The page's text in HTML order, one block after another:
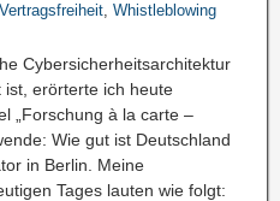
Vertragsfreiheit, Whistleblowing
Cybersicherheitsarchitektur
ist, erörterte ich heute
„Forschung à la carte –
Wie gut ist Deutschland
in Berlin. Meine
Tages lauten wie folgt: